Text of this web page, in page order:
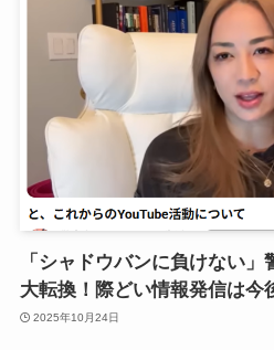
「シャドウバンに負けない
大転換！際どい情報発信は今
2025年10月24日